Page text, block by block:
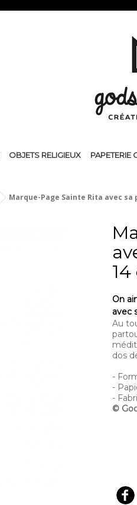
OBJETS RELIGIEUX PAPETERIE
Marque-Page Sainte Rita avec sa
On
avec
Au
dos
-
-
-
©